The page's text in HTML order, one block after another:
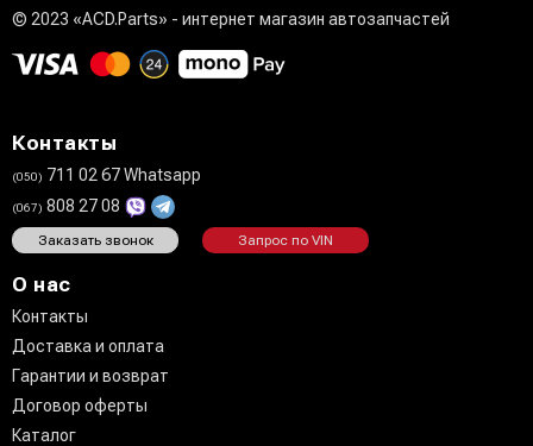
© 2023 «ACD.Parts» - интернет магазин автозапчастей
Контакты
(050) 711 02 67 Whatsapp
(067) 808 27 08
Заказать звонок Запрос по VIN
О нас
Контакты
Доставка и оплата
Гарантии и возврат
Договор оферты
Каталог